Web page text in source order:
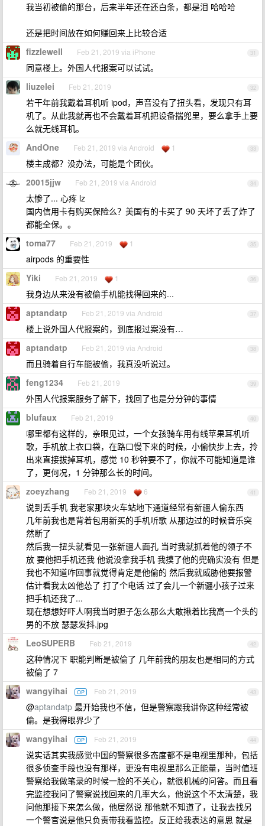
我当初被偷的那台，后来半年还在还白条，都是泪 哈哈哈
还是把时间放在如何赚回来上比较合适
31
fizzlewell Feb 21, 2019 via iPhone
同意楼上。外国人代报案可以试试。
32
liuzelei Feb 21, 2019
若干年前我戴着耳机听 ipod，声音没有了扭头看，发现只有耳
机了。从此我就再也不会戴着耳机把设备揣兜里，要么拿手上要
么就无线耳机。
33
AndOne Feb 21, 2019 via Android 1
楼主成都？没办法，可能是个团伙。
34
20015jjw Feb 21, 2019 via Android
太惨了... 心疼 lz
国内信用卡有购买保险么？美国有的卡买了 90 天坏了丢了炸了
都能全保。。
35
toma77 Feb 21, 2019 1
airpods 的重要性
36
Yiki Feb 21, 2019 1
我身边从来没有被偷手机能找得回来的...
37
aptandatp Feb 21, 2019 via Android
楼上说外国人代报案的，到底报过案没有…
38
aptandatp Feb 21, 2019 via Android
而且骑着自行车能被偷，我真没听说过。
39
feng1234 Feb 21, 2019
外国人代报案服务了解下，找回了也是分分钟的事情
40
blufaux Feb 21, 2019
哪里都有这样的，亲眼见过，一个女孩骑车用有线苹果耳机听
歌，手机放上衣口袋，在路口慢下来的时候，小偷快步上去，拎
出来直接拔掉耳机，感觉 10 秒钟要不了，你就不可能知道是谁
了，更何况，1 分钟那么长的时间。
41
zoeyzhang Feb 21, 2019 6
说到丢手机 我老家那块火车站地下通道经常有新疆人偷东西
几年前我也是背着包用新买的手机听歌 从那边过的时候音乐突
然断了
然后我一扭头就看见一张新疆人面孔 当时我就抓着他的领子不
放 要他把手机还我 他说没拿我手机 我摸了他的兜确实没有 但是
我也不知道咋回事就觉得肯定是他偷的 然后我就威胁他要报警
估计看我太凶他怂了 打了个电话 过了会儿一个新疆小孩子过来
把手机还我了...
现在想想好吓人啊我当时胆子怎么那么大敢揪着比我高一个头的
男的不放 瑟瑟发抖.jpg
42
LeoSUPERB Feb 21, 2019
这种情况下 职能判断是被偷了 几年前我的朋友也是相同的方式
被偷了 7
43
wangyihai OP Feb 21, 2019
@aptandatp 最开始我也不信，但是警察跟我讲你这种经常被
偷。是我得眼界少了
44
wangyihai OP Feb 21, 2019
说实话其实我感觉中国的警察很多态度都不是电视里那种，包括
很多侦查手段也没有那样，更没有电视里那么正能量，当时值班
警察给我做笔录的时候一脸的不关心，就很机械的问答。而且看
完监控我问了警察说找回来的几率大么，他说这个不太清楚，我
问他那接下来怎么做，他居然说 那他就不知道了，让我去找另
一个警官说是他只负责带我看监控。反正给我表达的意思 就是